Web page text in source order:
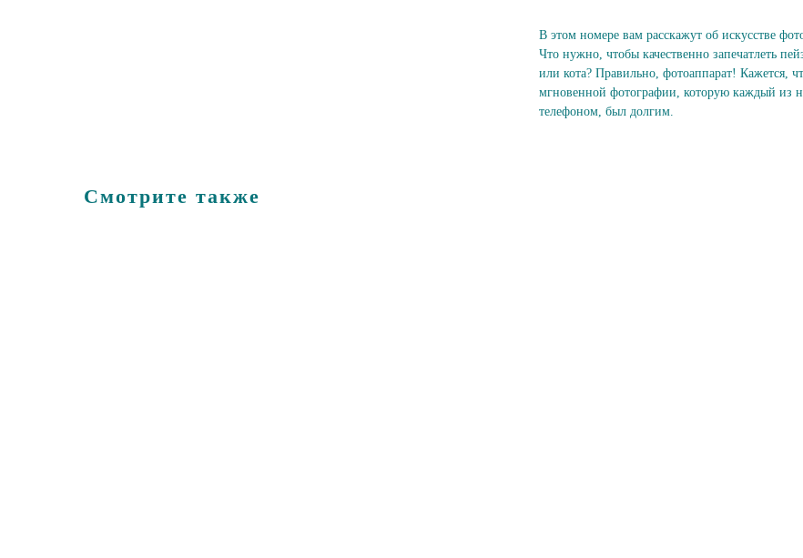
В этом номере вам расскажут об искусстве
Что нужно, чтобы качественно запечатлеть
или кота? Правильно, фотоаппарат! Кажется,
мгновенной фотографии, которую каждый из
телефоном, был долгим.
Смотрите также